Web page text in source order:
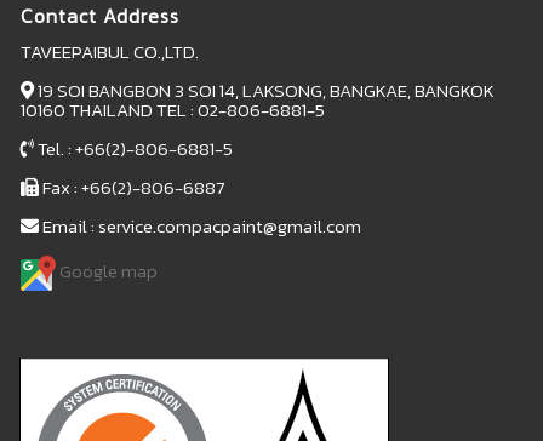
Contact Address
TAVEEPAIBUL CO.,LTD.
19 SOI BANGBON 3 SOI 14, LAKSONG, BANGKAE, BANGKOK
10160 THAILAND TEL : 02-806-6881-5
Tel. : +66(2)-806-6881-5
Fax : +66(2)-806-6887
Email : service.compacpaint@gmail.com
Google map